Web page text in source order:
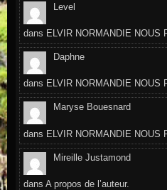
Level
dans ELVIR NORMANDIE NOUS
Daphne
dans ELVIR NORMANDIE NOUS
Maryse Bouesnard
dans ELVIR NORMANDIE NOUS
Mireille Justamond
dansA propos de l’auteur.